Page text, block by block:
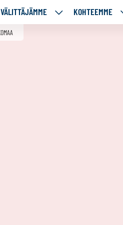
VÄLITTÄJÄMME
VÄLITTÄJÄMME
KOHTEEMME